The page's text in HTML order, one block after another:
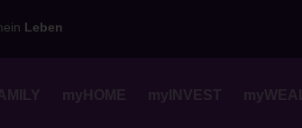
Leben
myHOME myINVEST